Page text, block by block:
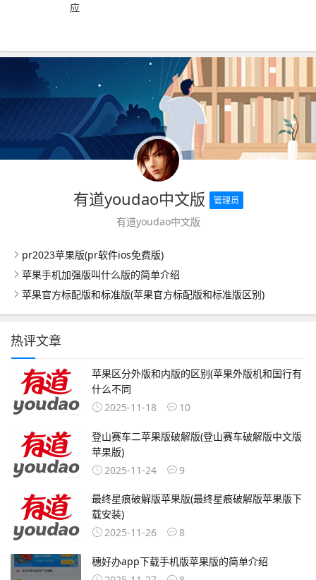
应
有道youdao中文版 管理员
有道youdao中文版
pr2023苹果版(pr软件ios免费版)
苹果手机加强版叫什么版的简单介绍
苹果官方标配版和标准版(苹果官方标配版和标准版区别)
热评文章
苹果区分外版和内版的区别(苹果外版机和国行有
什么不同
2025-11-18
10
登山赛车二苹果版破解版(登山赛车破解版中文版
苹果版)
2025-11-24
9
最终星痕破解版苹果版(最终星痕破解版苹果版下
载安装)
2025-11-26
8
穗好办app下载手机版苹果版的简单介绍